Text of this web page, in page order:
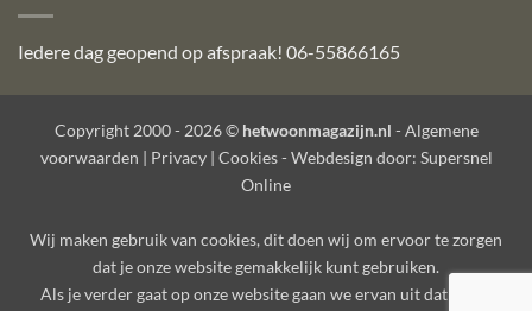
Iedere dag geopend op afspraak! 06-55866165
Copyright 2000 - 2026 © hetwoonmagazijn.nl - Algemene
voorwaarden | Privacy| Cookies- Webdesign door: Supersnel
Online
Wij maken gebruik van cookies, dit doen wij om ervoor te zorgen
dat je onze website gemakkelijk kunt gebruiken.
Als je verder gaat op onze website gaan we ervan uit dat je dat